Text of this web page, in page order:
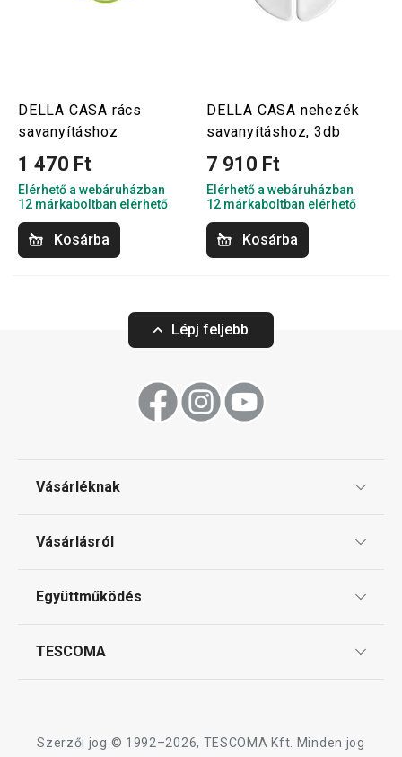
DELLA CASA rács
savanyításhoz
1 470 Ft
Elérhető a webáruházban
12 márkaboltban elérhető
Kosárba
DELLA CASA nehezék
savanyításhoz, 3db
7 910 Ft
Elérhető a webáruházban
12 márkaboltban elérhető
Kosárba
Lépj feljebb
Vásárléknak
Gyakori kérdések
Vásárlásról
Reklamáció és termékvisszaküldés
Együttműködés
TESCOMA
Szerzői jog © 1992–2026, TESCOMA Kft. Minden jog